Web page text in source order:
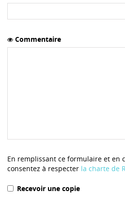
Commentaire
En remplissant ce formulaire et en
consentez à respecter la charte de
Recevoir une copie